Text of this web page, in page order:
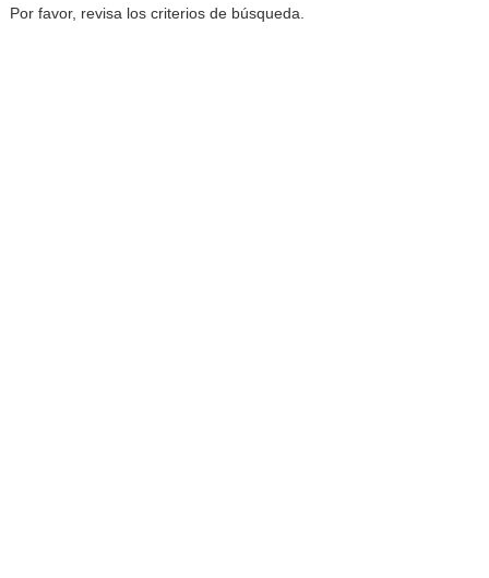
Por favor, revisa los criterios de búsqueda.